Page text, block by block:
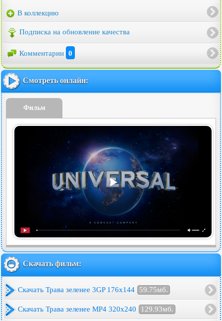
В коллекцию
Подписка на обновление качества
Комментарии 0
Смотреть онлайн:
Фильм
Скачать фильм:
Скачать Трава зеленее 3GP 176x144 59.75мб.
Скачать Трава зеленее MP4 320x240 129.93мб.